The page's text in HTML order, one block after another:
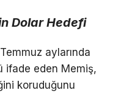
Dolar Hedefi
aylarında
ifade eden Memiş,
koruduğunu